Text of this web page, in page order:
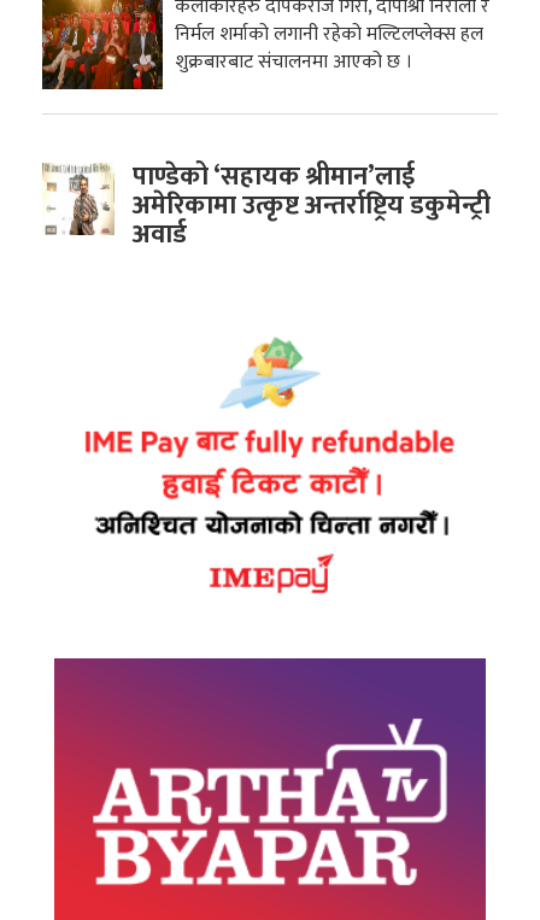
कलाकारहरु दीपकराज गिरी, दीपाश्री निरौला र
निर्मल शर्माको लगानी रहेको मल्टिलप्लेक्स हल
शुक्रबारबाट संचालनमा आएको छ ।
पाण्डेको ‘सहायक श्रीमान’लाई
अमेरिकामा उत्कृष्ट अन्तर्राष्ट्रिय डकुमेन्ट्री
अवार्ड